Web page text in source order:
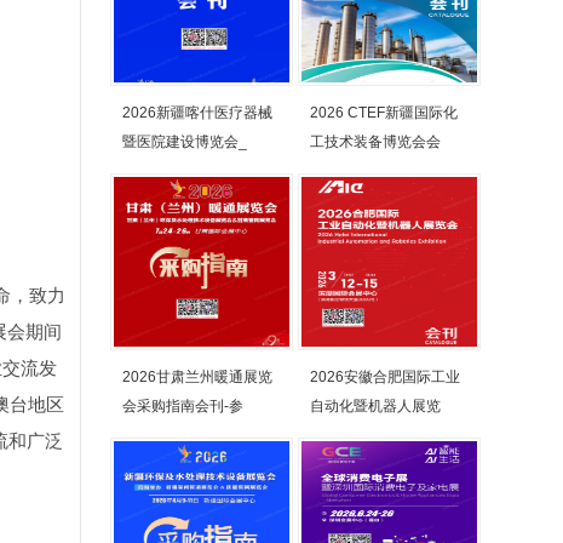
，致力
会期间
流发
台地区
和广泛
2026新疆喀什医疗器械
暨医院建设博览会_
2026 CTEF新疆国际化
工技术装备博览会会
2026甘肃兰州暖通展览
会采购指南会刊-参
2026安徽合肥国际工业
自动化暨机器人展览